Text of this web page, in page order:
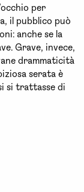
per
il pubblico può
anche se la
Grave, invece,
drammaticità
serata è
si trattasse di